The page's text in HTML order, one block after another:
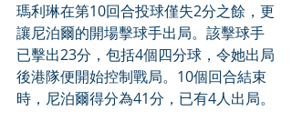
瑪利琳在第10回合投球僅失2分之餘，更
讓尼泊爾的開場擊球手出局。該擊球手
已擊出23分，包括4個四分球，令她出局
後港隊便開始控制戰局。10個回合結束
時，尼泊爾得分為41分，已有4人出局。